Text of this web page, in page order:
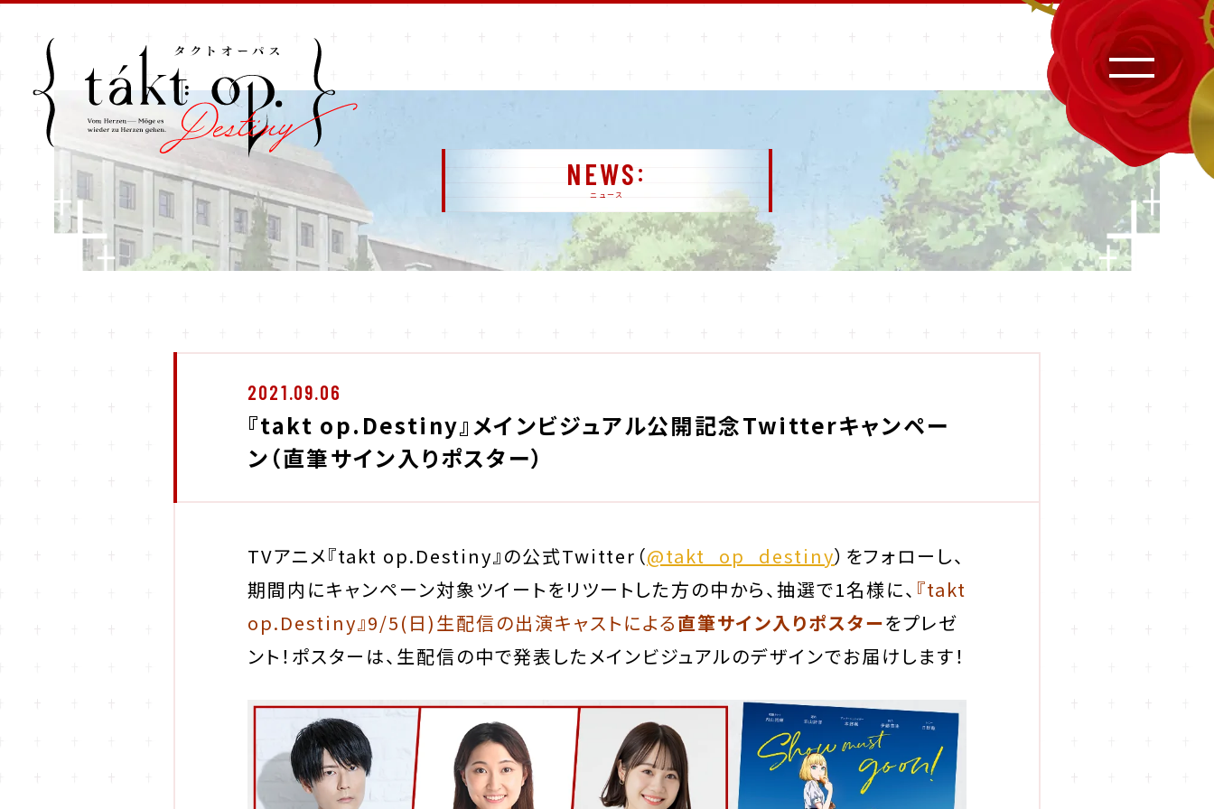
NEWS
ニュース
2021.09.06
『takt op.Destiny』メインビジュアル公開記念Twitterキャンペー
ン（直筆サイン入りポスター）
TVアニメ『takt op.Destiny』の公式Twitter（@takt_op_destiny） をフォロー し、
期間内にキャンペーン対象ツイートをリツートした方の中から、抽選で1名様に、 『takt
op.Destiny』9/5(日)生配信の出演キャストによる直筆サイン入りポスターをプレゼ
ント！ ポスターは、生配信の中で発表したメインビジュアルのデザインでお届けします！